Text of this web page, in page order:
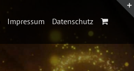
Impressum Datenschutz